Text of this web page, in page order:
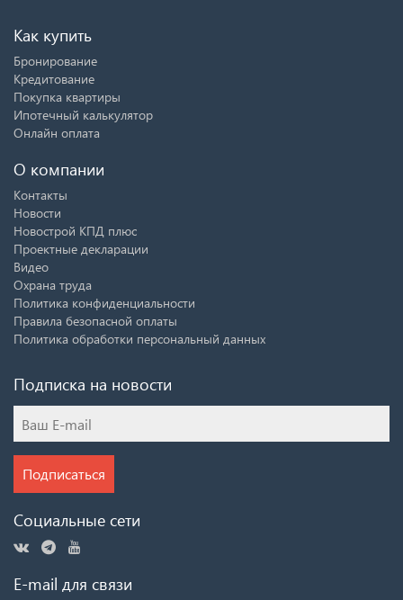
Как купить
Бронирование
Кредитование
Покупка квартиры
Ипотечный калькулятор
Онлайн оплата
О компании
Контакты
Новости
Новострой КПД плюс
Проектные декларации
Видео
Охрана труда
Политика конфиденциальности
Правила безопасной оплаты
Политика обработки персональный данных
Подписка на новости
Подписаться
Социальные сети
E-mail для связи